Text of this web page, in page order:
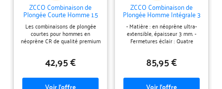
ZCCO Combinaison de
Plongée Courte Homme 1.5
mm Shorty Néoprène
Natation L
Les combinaisons de plongée
courtes pour hommes en
néoprène CR de qualité premium
incluent du nylon et du spandex.
écologiques, ne vous inquiétez
pas de l’intimité avec votre peau.
PROTECTION INTÉGRALE DU
CORPS - La combinaison de
42,95 €
ZCCO Combinaison de
Plongée Homme Intégrale 3
mm Néoprène Snorkeling L
- Matière : en néoprène ultra-
extensible, épaisseur 3 mm. -
Fermetures éclair : Quatre
enfiler ou les retirer facilement
par rapport à d'autres
combinaisons en néoprène. -
Joint d’étanchéité anti-vent :
85,95 €